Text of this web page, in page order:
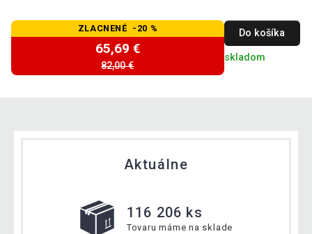
ZLACNENÉ -20 %
65,69 €
82,00 €
Do košíka
skladom
Aktuálne
116 206 ks
Tovaru máme na sklade